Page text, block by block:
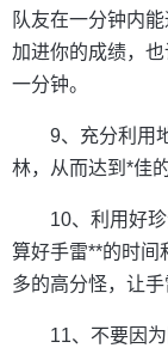
队友在一分钟内
加进你的成绩，
一分钟。
9、充分利用
林，从而达到*佳
10、利用好
算好手雷**的时间
多的高分怪，让手
11、不要因